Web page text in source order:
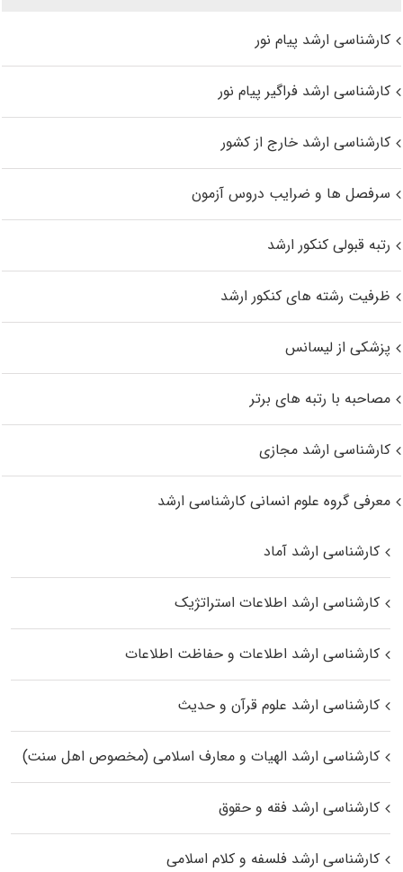
کارشناسی ارشد پیام نور
کارشناسی ارشد فراگیر پیام نور
کارشناسی ارشد خارج از کشور
سرفصل ها و ضرایب دروس آزمون
رتبه قبولی کنکور ارشد
ظرفیت رشته های کنکور ارشد
پزشکی از لیسانس
مصاحبه با رتبه های برتر
کارشناسی ارشد مجازی
معرفی گروه علوم انسانی کارشناسی ارشد
کارشناسی ارشد آماد
کارشناسی ارشد اطلاعات استراتژیک
کارشناسی ارشد اطلاعات و حفاظت اطلاعات
کارشناسی ارشد علوم قرآن و حدیث
کارشناسی ارشد الهیات و معارف اسلامی (مخصوص اهل سنت)
کارشناسی ارشد فقه و حقوق
کارشناسی ارشد فلسفه و کلام اسلامی